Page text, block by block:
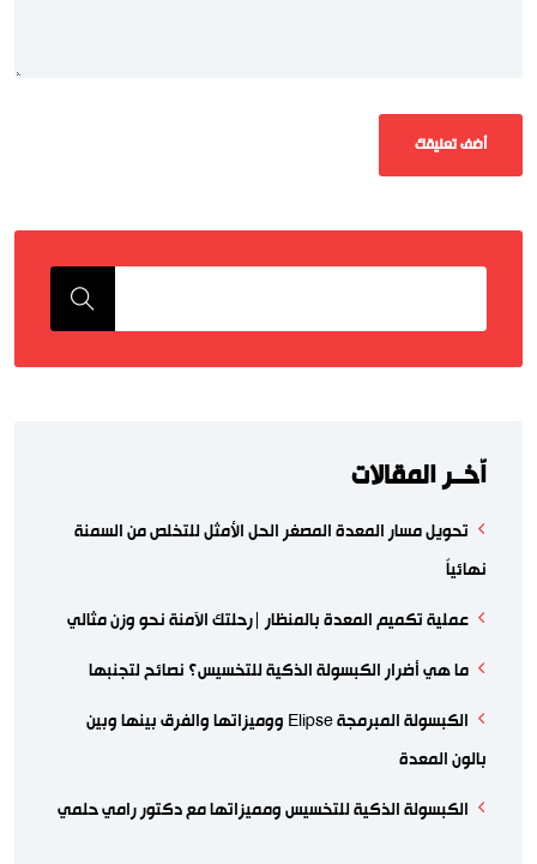
اّخــر المقالات
تحويل مسار المعدة المصغر الحل الأمثل للتخلص من السمنة
نهائياً
عملية تكميم المعدة بالمنظار |رحلتك الآمنة نحو وزن مثالي
ما هي أضرار الكبسولة الذكية للتخسيس؟ نصائح لتجنبها
الكبسولة المبرمجة Elipse ووميزاتها والفرق بينها وبين
بالون المعدة
الكبسولة الذكية للتخسيس ومميزاتها مع دكتور رامي حلمي